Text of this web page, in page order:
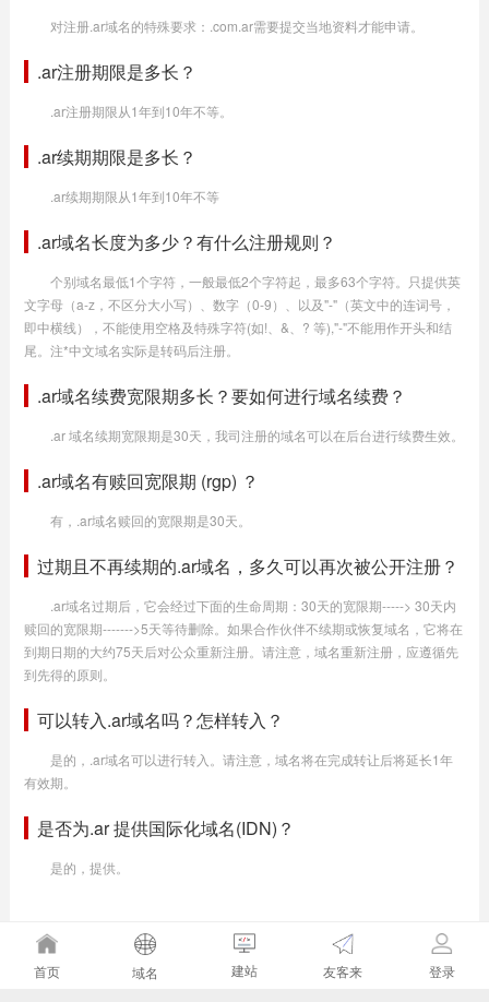
对注册.ar域名的特殊要求：.com.ar需要提交当地资料才能申请。
.ar注册期限是多长？
.ar注册期限从1年到10年不等。
.ar续期期限是多长？
.ar续期期限从1年到10年不等
.ar域名长度为多少？有什么注册规则？
个别域名最低1个字符，一般最低2个字符起，最多63个字符。只提供英
文字母（a-z，不区分大小写）、数字（0-9）、以及"-"（英文中的连词号，
即中横线），不能使用空格及特殊字符(如!、&、? 等),"-"不能用作开头和结
尾。注*中文域名实际是转码后注册。
.ar域名续费宽限期多长？要如何进行域名续费？
.ar 域名续期宽限期是30天，我司注册的域名可以在后台进行续费生效。
.ar域名有赎回宽限期 (rgp) ？
有，.ar域名赎回的宽限期是30天。
过期且不再续期的.ar域名，多久可以再次被公开注册？
.ar域名过期后，它会经过下面的生命周期：30天的宽限期-----> 30天内
赎回的宽限期------->5天等待删除。如果合作伙伴不续期或恢复域名，它将在
到期日期的大约75天后对公众重新注册。请注意，域名重新注册，应遵循先
到先得的原则。
可以转入.ar域名吗？怎样转入？
是的，.ar域名可以进行转入。请注意，域名将在完成转让后将延长1年
有效期。
是否为.ar 提供国际化域名(IDN)？
是的，提供。
首页 域名 建站 友客来 登录